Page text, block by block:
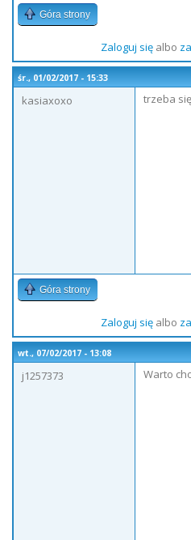
Góra strony
Zaloguj sięalbo
śr., 01/02/2017 - 15:33
kasiaxoxo
trzeba
Góra strony
Zaloguj sięalbo
wt., 07/02/2017 - 13:08
j1257373
Warto